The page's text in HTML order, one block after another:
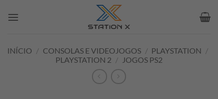
INÍCIO / CONSOLAS E VIDEOJOGOS / PLAYSTATION /
PLAYSTATION 2 / JOGOS PS2